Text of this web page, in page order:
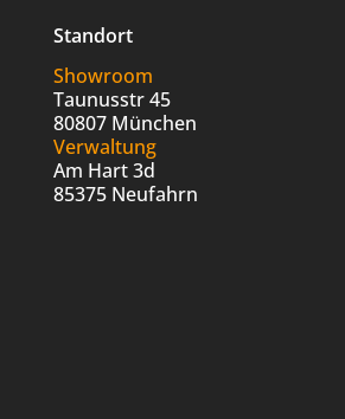
Standort
Showroom
Taunusstr 45
80807 München
Verwaltung
Am Hart 3d
85375 Neufahrn